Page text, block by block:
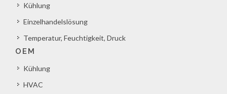
Kühlung
Einzelhandelslösung
Temperatur, Feuchtigkeit, Druck
OEM
Kühlung
HVAC